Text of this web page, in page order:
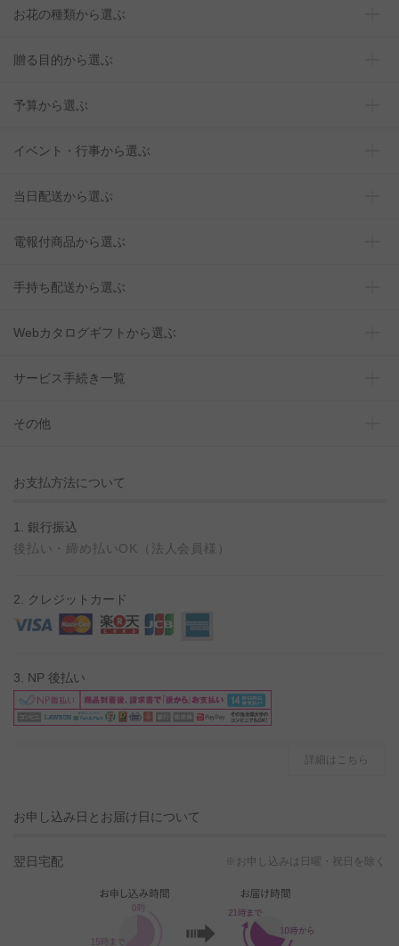
お花の種類から選ぶ
贈る目的から選ぶ
予算から選ぶ
イベント・行事から選ぶ
当日配送から選ぶ
電報付商品から選ぶ
手持ち配送から選ぶ
Webカタログギフトから選ぶ
サービス手続き一覧
その他
お支払方法について
1. 銀行振込
後払い・締め払いOK（法人会員様）
2. クレジットカード
3. NP 後払い
詳細はこちら
お申し込み日とお届け日について
翌日宅配 ※お申し込みは日曜・祝日を除く